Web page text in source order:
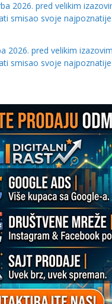
2026. pred velikim
smisao svoje najpoznatije
2026. pred velikim
smisao svoje najpoznatije